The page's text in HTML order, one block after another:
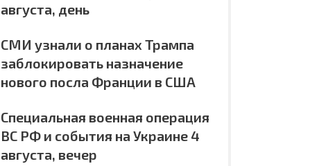
августа, день
СМИ узнали о планах Трампа
заблокировать назначение
нового посла Франции в США
Специальная военная операция
ВС РФ и события на Украине 4
августа, вечер